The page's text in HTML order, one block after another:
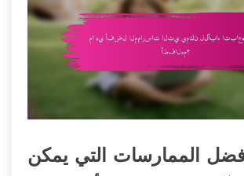
الممارسات التي يمكن